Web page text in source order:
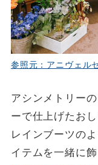
参照元：アニヴェル
アシンメトリー
ーで仕上げたお
レインブーツの
イテムを一緒に